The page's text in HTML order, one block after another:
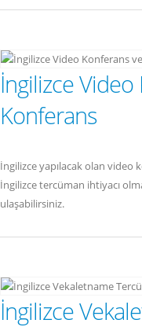
İngilizce
Konferans
İngilizce yapılacak olan video
İngilizce tercüman ihtiyacı
ulaşabilirsiniz.
İngilizce